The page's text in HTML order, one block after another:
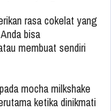
rasa cokelat yang
bisa
membuat sendiri
mocha milkshake
ketika dinikmati